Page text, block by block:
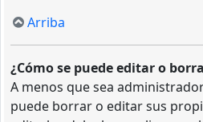
Arriba
¿Cómo se puede editar o
A menos que sea
puede borrar o editar sus